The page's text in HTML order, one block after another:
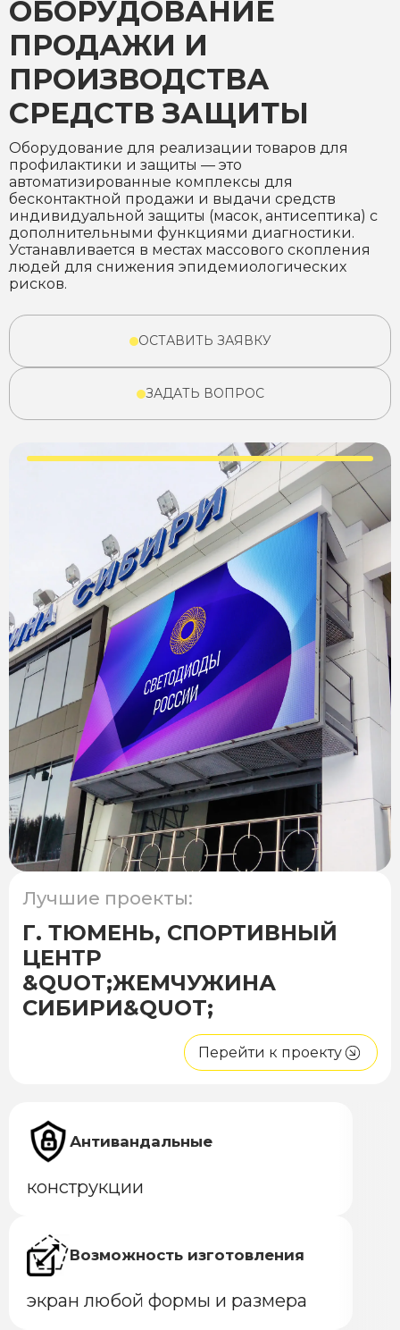
ОБОРУДОВАНИЕ
ПРОДАЖИ И
ПРОИЗВОДСТВА
СРЕДСТВ ЗАЩИТЫ
Оборудование для реализации товаров для
профилактики и защиты — это
автоматизированные комплексы для
бесконтактной продажи и выдачи средств
индивидуальной защиты (масок, антисептика) с
дополнительными функциями диагностики.
Устанавливается в местах массового скопления
людей для снижения эпидемиологических
рисков.
ОСТАВИТЬ ЗАЯВКУ
ЗАДАТЬ ВОПРОС
Лучшие проекты:
Г. ТЮМЕНЬ, СПОРТИВНЫЙ
ЦЕНТР
&QUOT;ЖЕМЧУЖИНА
СИБИРИ&QUOT;
Перейти к проекту
Антивандальные
конструкции
Возможность изготовления
экран любой формы и размера